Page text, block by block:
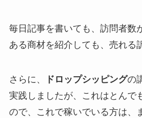
毎日記事を書いても、訪問者数
ある商材を紹介しても、売れる
さらに、 ドロップシッピングの
実践しましたが、これはとんで
ので、これで稼いでいる方は、